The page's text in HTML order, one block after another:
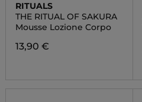
RITUALS
THE RITUAL OF SAKURA
Mousse Lozione Corpo
13,90 €